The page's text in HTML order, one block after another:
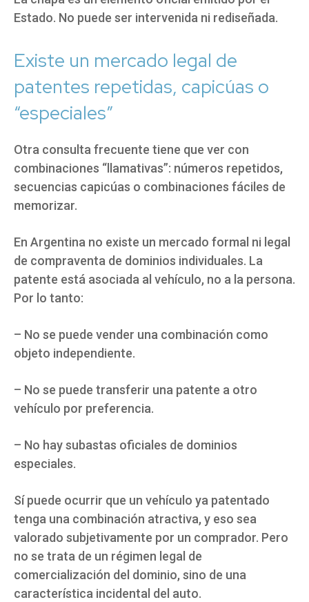
Estado. No puede ser intervenida ni rediseñada.
Existe un mercado legal de
patentes repetidas, capicúas o
“especiales”
Otra consulta frecuente tiene que ver con
combinaciones “llamativas”: números repetidos,
secuencias capicúas o combinaciones fáciles de
memorizar.
En Argentina no existe un mercado formal ni legal
de compraventa de dominios individuales. La
patente está asociada al vehículo, no a la persona.
Por lo tanto:
– No se puede vender una combinación como
objeto independiente.
– No se puede transferir una patente a otro
vehículo por preferencia.
– No hay subastas oficiales de dominios
especiales.
Sí puede ocurrir que un vehículo ya patentado
tenga una combinación atractiva, y eso sea
valorado subjetivamente por un comprador. Pero
no se trata de un régimen legal de
comercialización del dominio, sino de una
característica incidental del auto.